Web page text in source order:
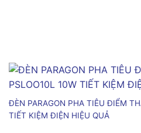
ĐÈN PARAGON PHA TIÊU ĐIỂM
TIẾT KIỆM ĐIỆN HIỆU QUẢ